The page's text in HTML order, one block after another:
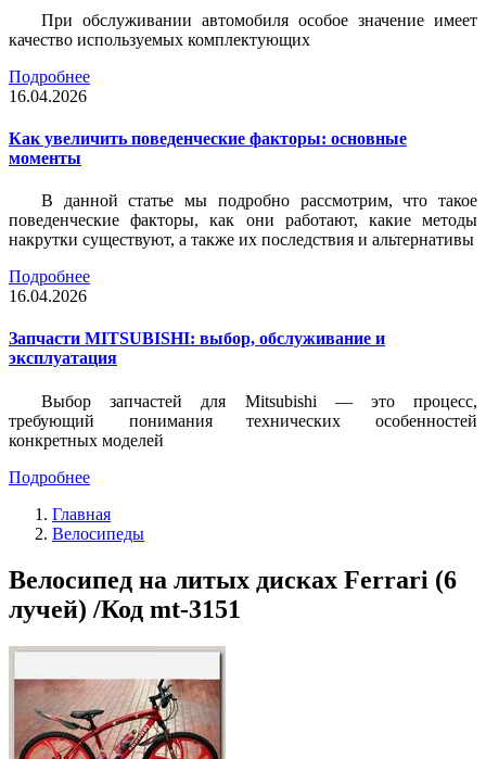
При обслуживании автомобиля особое значение имеет
качество используемых комплектующих
Подробнее
16.04.2026
Как увеличить поведенческие факторы: основные
моменты
В данной статье мы подробно рассмотрим, что такое
поведенческие факторы, как они работают, какие методы
накрутки существуют, а также их последствия и альтернативы
Подробнее
16.04.2026
Запчасти MITSUBISHI: выбор, обслуживание и
эксплуатация
Выбор запчастей для Mitsubishi — это процесс,
требующий понимания технических особенностей
конкретных моделей
Подробнее
Главная
Велосипеды
Велосипед на литых дисках Ferrari (6
лучей) /Код mt-3151